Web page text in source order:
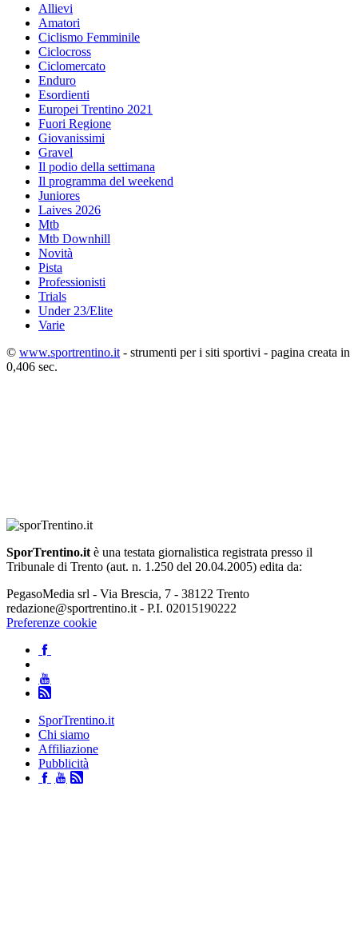
Allievi
Amatori
Ciclismo Femminile
Ciclocross
Ciclomercato
Enduro
Esordienti
Europei Trentino 2021
Fuori Regione
Giovanissimi
Gravel
Il podio della settimana
Il programma del weekend
Juniores
Laives 2026
Mtb
Mtb Downhill
Novità
Pista
Professionisti
Trials
Under 23/Elite
Varie
© www.sportrentino.it - strumenti per i siti sportivi - pagina creata in
0,406 sec.
SporTrentino.it è una testata giornalistica registrata presso il
Tribunale di Trento (aut. n. 1.250 del 20.04.2005) edita da:
PegasoMedia srl - Via Brescia, 7 - 38122 Trento
redazione@sportrentino.it - P.I. 02015190222
Preferenze cookie
SporTrentino.it
Chi siamo
Affiliazione
Pubblicità